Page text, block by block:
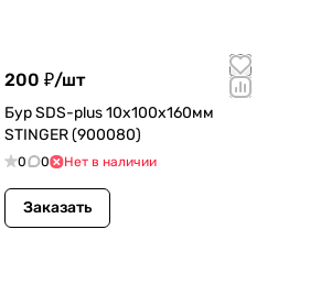
200 ₽/шт
Бур SDS-plus 10х100х160мм
STINGER (900080)
0 0 Нет в наличии
Заказать